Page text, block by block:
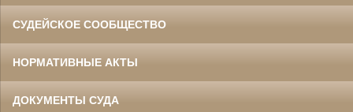
СУДЕЙСКОЕ СООБЩЕСТВО
НОРМАТИВНЫЕ АКТЫ
ДОКУМЕНТЫ СУДА